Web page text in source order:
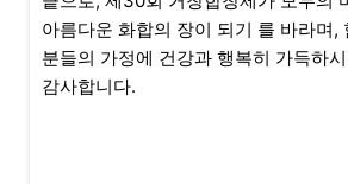
아름다운 화합의 장이 되기 를 바라며,
분들의 가정에 건강과 행복히 가득하
감사합니다.